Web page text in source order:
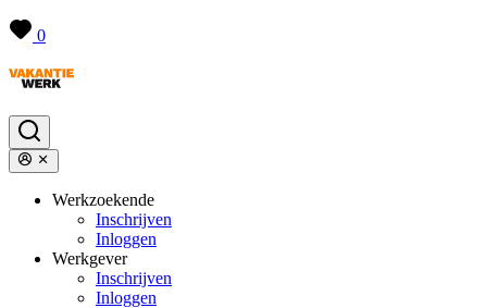
0
Werkzoekende
Inschrijven
Inloggen
Werkgever
Inschrijven
Inloggen